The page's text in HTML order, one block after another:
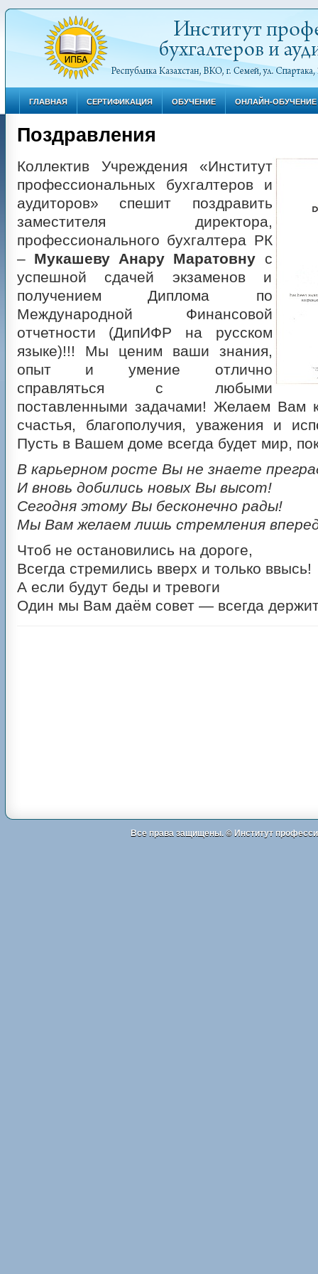
ГЛАВНАЯ СЕРТИФИКАЦИЯ ОБУЧЕНИЕ ОНЛАЙН-ОБУЧЕНИЕ
Поздравления
Коллектив Учреждения «Институт
профессиональных бухгалтеров и
аудиторов» спешит поздравить
заместителя директора,
профессионального бухгалтера РК
– Мукашеву Анару Маратовну с
успешной сдачей экзаменов и
получением Диплома по
Международной Финансовой
отчетности (ДипИФР на русском
языке)!!! Мы ценим ваши знания,
опыт и умение отлично
справляться с любыми
поставленными задачами! Желаем Вам
счастья, благополучия, уважения и
Пусть в Вашем доме всегда будет мир,
В карьерном росте Вы не знаете
И вновь добились новых Вы высот!
Сегодня этому Вы бесконечно рады!
Мы Вам желаем лишь стремления
Чтоб не остановились на дороге,
Всегда стремились вверх и только ввысь!
А если будут беды и тревоги
Один мы Вам даём совет — всегда
Все права защищены. ©Институт